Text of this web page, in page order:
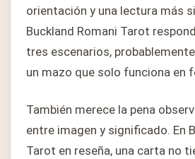
orientación y una lectura más
Buckland Romani Tarot
tres escenarios,
un mazo que solo funciona en
También merece la pena
entre imagen y significado. En
Tarot en reseña, una carta no